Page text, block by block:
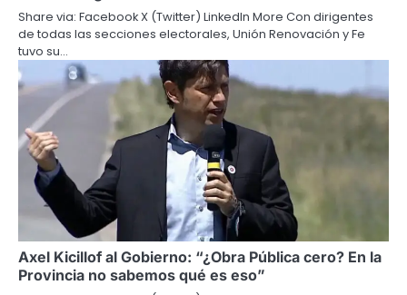
Share via: Facebook X (Twitter) LinkedIn More Con dirigentes
de todas las secciones electorales, Unión Renovación y Fe
tuvo su…
Axel Kicillof al Gobierno: “¿Obra Pública cero? En la
Provincia no sabemos qué es eso”